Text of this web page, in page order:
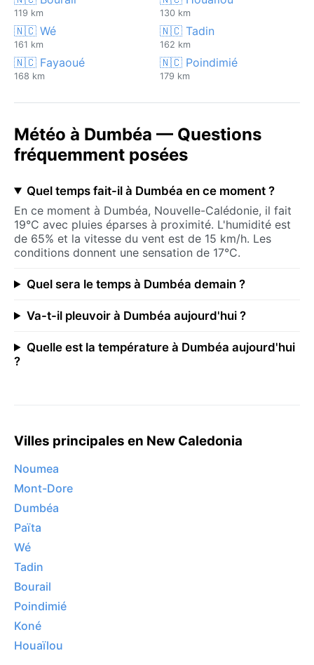
119 km 130 km
🇳🇨 Wé
161 km
🇳🇨 Tadin
162 km
🇳🇨 Fayaoué
168 km
🇳🇨 Poindimié
179 km
Météo à Dumbéa — Questions
fréquemment posées
Quel temps fait-il à Dumbéa en ce moment ?
En ce moment à Dumbéa, Nouvelle-Calédonie, il fait
19°C avec pluies éparses à proximité. L'humidité est
de 65% et la vitesse du vent est de 15 km/h. Les
conditions donnent une sensation de 17°C.
Quel sera le temps à Dumbéa demain ?
Va-t-il pleuvoir à Dumbéa aujourd'hui ?
Quelle est la température à Dumbéa aujourd'hui
?
Villes principales en New Caledonia
Noumea
Mont-Dore
Dumbéa
Païta
Wé
Tadin
Bourail
Poindimié
Koné
Houaïlou